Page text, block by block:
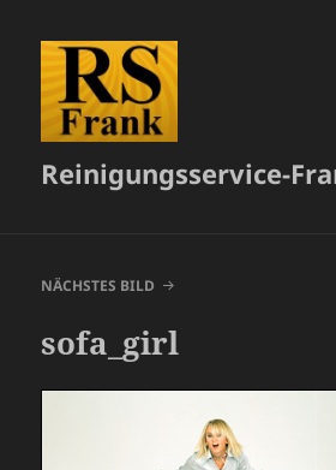
Reinigungsservice-
NÄCHSTES BILD
sofa_girl